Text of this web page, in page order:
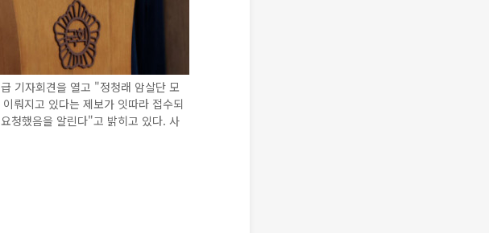
기자회견을 열고 "정청래 암살단 모
뤄지고 있다는 제보가 잇따라 접수되
청했음을 알린다"고 밝히고 있다. 사